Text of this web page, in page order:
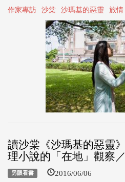
作家專訪 沙棠 沙瑪基的惡靈 旅情
讀沙棠《沙瑪基的惡靈
理小說的「在地」觀察
另眼看書 2016/06/06